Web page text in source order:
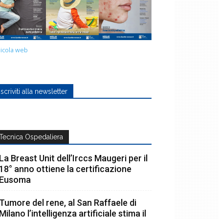
web
alla newsletter
Ospedaliera
Breast Unit dell’Irccs Maugeri per il
anno ottiene la certificazione
del rene, al San Raffaele di
l’intelligenza artificiale stima il